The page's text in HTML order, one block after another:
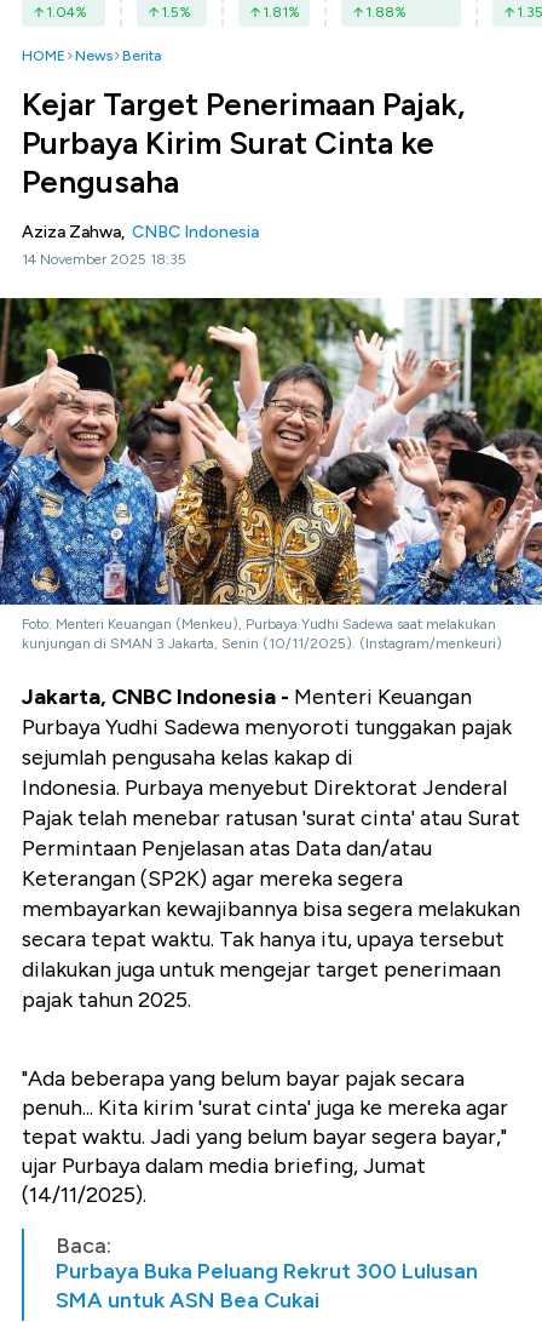
1.04% 1.5% 1.81% 1.88% 1.35
HOME News Berita
Kejar Target Penerimaan Pajak,
Purbaya Kirim Surat Cinta ke
Pengusaha
Aziza Zahwa, CNBC Indonesia
14 November 2025 18:35
Foto: Menteri Keuangan (Menkeu), Purbaya Yudhi Sadewa saat melakukan
kunjungan di SMAN 3 Jakarta, Senin (10/11/2025). (Instagram/menkeuri)
Jakarta, CNBC Indonesia - Menteri Keuangan
Purbaya Yudhi Sadewa menyoroti tunggakan pajak
sejumlah pengusaha kelas kakap di
Indonesia. Purbaya menyebut Direktorat Jenderal
Pajak telah menebar ratusan 'surat cinta' atau Surat
Permintaan Penjelasan atas Data dan/atau
Keterangan (SP2K) agar mereka segera
membayarkan kewajibannya bisa segera melakukan
secara tepat waktu. Tak hanya itu, upaya tersebut
dilakukan juga untuk mengejar target penerimaan
pajak tahun 2025.
"Ada beberapa yang belum bayar pajak secara
penuh... Kita kirim 'surat cinta' juga ke mereka agar
tepat waktu. Jadi yang belum bayar segera bayar,"
ujar Purbaya dalam media briefing, Jumat
(14/11/2025).
Baca:
Purbaya Buka Peluang Rekrut 300 Lulusan
SMA untuk ASN Bea Cukai